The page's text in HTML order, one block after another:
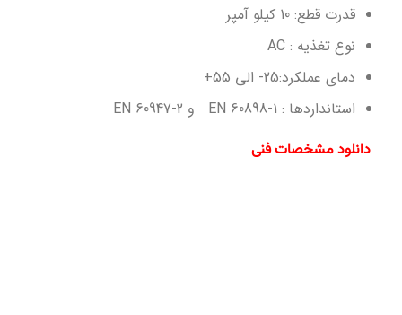
قدرت قطع: 10 کیلو آمپر
نوع تغذیه : AC
دمای عملکرد:25- الی 55+
استانداردها : EN 60898-1 و EN 60947-2
دانلود مشخصات فنی